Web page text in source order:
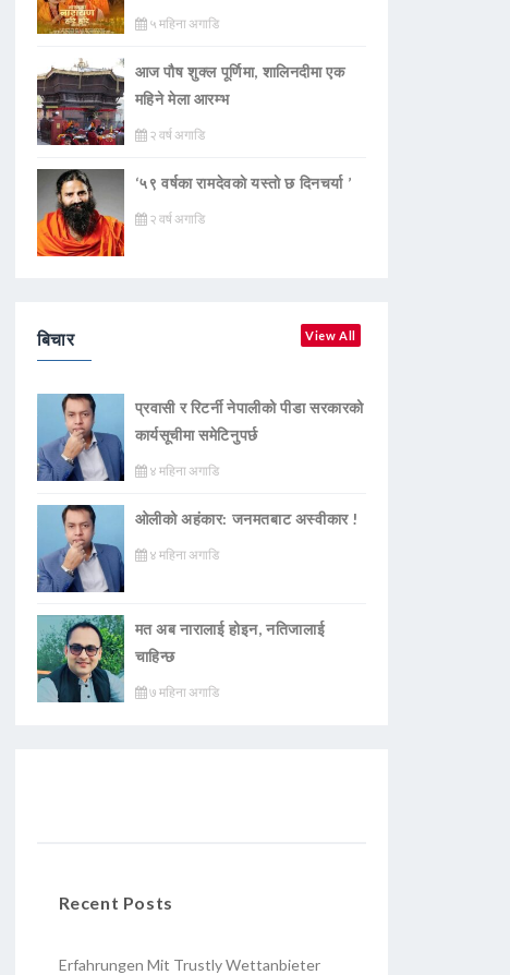
५ महिना अगाडि
आज पौष शुक्ल पूर्णिमा, शालिनदीमा एक
महिने मेला आरम्भ
२ वर्ष अगाडि
‘५९ वर्षका रामदेवकाे यस्ताे छ दिनचर्या ’
२ वर्ष अगाडि
बिचार View All
प्रवासी र रिटर्नी नेपालीको पीडा सरकारको
कार्यसूचीमा समेटिनुपर्छ
४ महिना अगाडि
ओलीको अहंकार: जनमतबाट अस्वीकार !
४ महिना अगाडि
मत अब नारालाई होइन, नतिजालाई
चाहिन्छ
७ महिना अगाडि
Recent Posts
Erfahrungen Mit Trustly Wettanbieter